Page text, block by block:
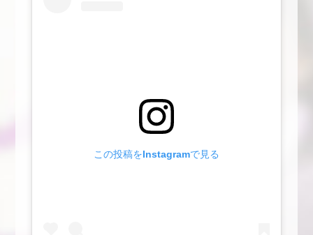
この投稿をInstagramで見る